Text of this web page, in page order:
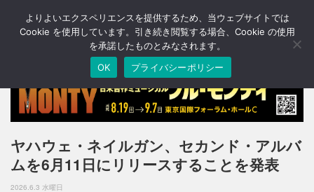
T
o
n
a
v
g
ヤハウェ・ネイルガン、セカンド・アルバ
ムを6月11日にリリースすることを発表
2026.6.3 水曜日
よりよいエクスペリエンスを提供するため、当ウェブサイトでは
Cookie を使用しています。引き続き閲覧する場合、Cookie の使用
を承諾したものとみなされます。
OK
プライバシーポリシー